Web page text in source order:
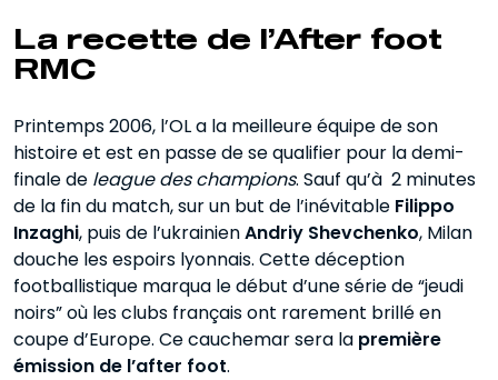
La recette de l’After foot
RMC
Printemps 2006, l’OL a la meilleure équipe de son
histoire et est en passe de se qualifier pour la demi-
finale de league des champions. Sauf qu’à 2 minutes
de la fin du match, sur un but de l’inévitable Filippo
Inzaghi, puis de l’ukrainienAndriy Shevchenko, Milan
douche les espoirs lyonnais. Cette déception
footballistique marqua le début d’une série de “jeudi
noirs” où les clubs français ont rarement brillé en
coupe d’Europe. Ce cauchemar sera la première
émission de l’after foot.